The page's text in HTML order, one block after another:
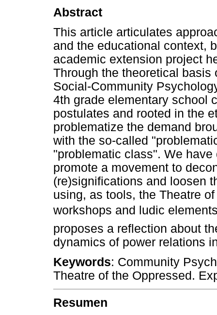
Abstract
This article articulates
and the educational context,
academic extension project
Through the theoretical
Social-Community
4th grade elementary school
postulates and rooted in the
problematize the demand
with the so-called
"problematic class". We
promote a movement to
(re)significations and loosen
using, as tools, the Theatre
workshops and ludic
proposes a reflection about
dynamics of power relations
Keywords: Community
Theatre of the Oppressed.
Resumen